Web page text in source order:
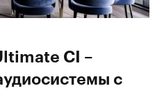
CI –
с